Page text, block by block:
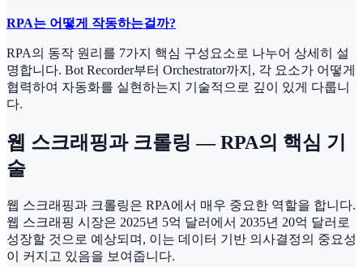
RPA는 어떻게 작동하는걸까?
RPA의 동작 원리를 7가지 핵심 구성요소로 나누어 상세히 설
명합니다. Bot Recorder부터 Orchestrator까지, 각 요소가 어떻게
협력하여 자동화를 실현하는지 기술적으로 깊이 있게 다룹니
다.
웹 스크래핑과 크롤링 — RPA의 핵심 기
술
웹 스크래핑과 크롤링은 RPA에서 매우 중요한 역할을 합니다.
웹 스크래핑 시장은 2025년 5억 달러에서 2035년 20억 달러로
성장할 것으로 예상되며, 이는 데이터 기반 의사결정의 중요성
이 커지고 있음을 보여줍니다.